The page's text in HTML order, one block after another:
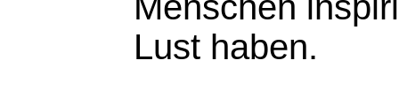
Lust haben.